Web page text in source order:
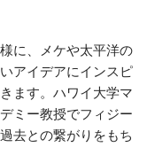
に、メケや太平洋の
アイデアにインスピ
ます。ハワイ大学マ
ミー教授でフィジー
去との繋がりをもち